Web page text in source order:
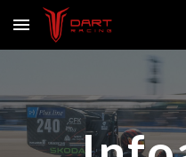
Skip to main content